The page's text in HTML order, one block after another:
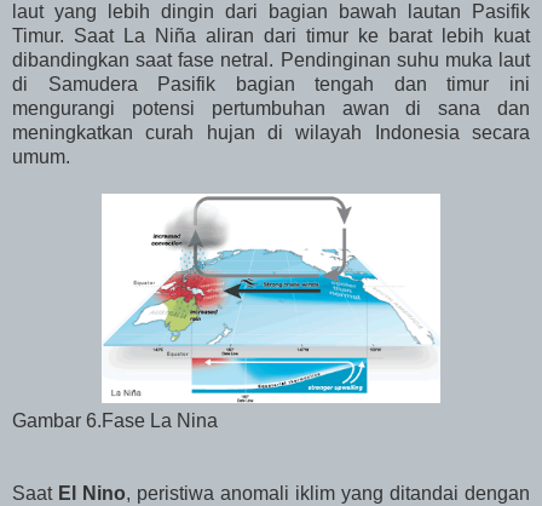
laut yang lebih dingin dari bagian bawah lautan Pasifik
Timur. Saat La Niña aliran dari timur ke barat lebih kuat
dibandingkan saat fase netral. Pendinginan suhu muka laut
di Samudera Pasifik bagian tengah dan timur ini
mengurangi potensi pertumbuhan awan di sana dan
meningkatkan curah hujan di wilayah Indonesia secara
umum.
Gambar 6.Fase La Nina
Saat El Nino, peristiwa anomali iklim yang ditandai dengan